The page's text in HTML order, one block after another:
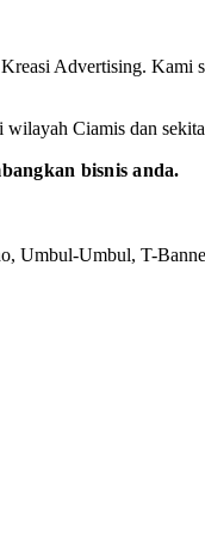
Advertising. Kami
wilayah Ciamis dan
bisnis anda.
Umbul-Umbul, T-